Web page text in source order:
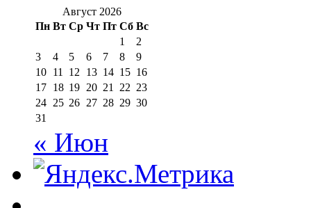
Август 2026
Пн Вт Ср Чт Пт Сб Вс
1
2
3
4 5 6 7 8
9
10 11 12 13 14 15 16
17 18 19 20 21 22 23
24 25 26 27 28 29 30
31
« Июн